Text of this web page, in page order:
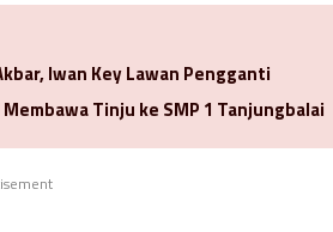
Iwan Key Lawan Pengganti
Tinju ke SMP 1 Tanjungbalai